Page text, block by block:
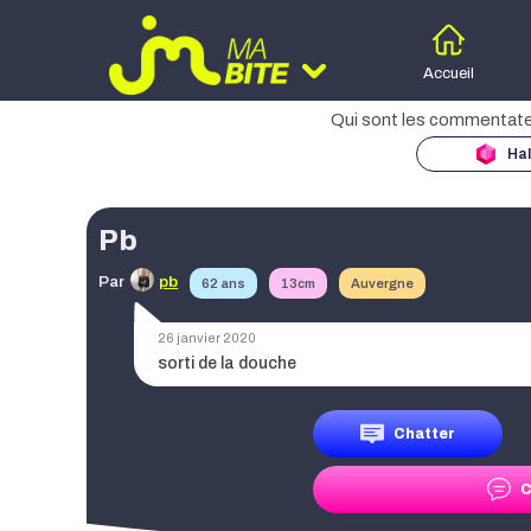
Accueil
Age
Taille
Région
Pb
Par pb 62 ans 13cm Auvergne
26 janvier 2020
sorti de la douche
Chatter